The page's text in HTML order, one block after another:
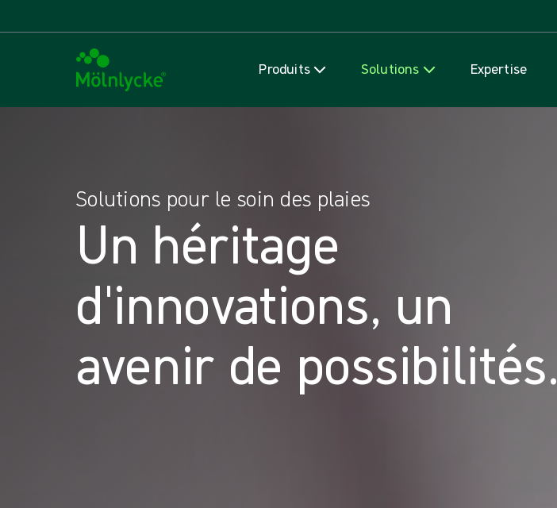
Produits Solutions Expertise
Solutions pour le soin des plaies
Un héritage
d'innovations, un
avenir de possibilités.